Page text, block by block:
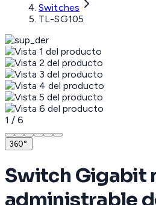
Switches
TL-SG105
1 / 6
360°
Switch Gigabit
administrable